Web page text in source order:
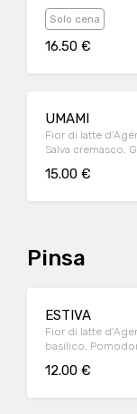
Solo cena
16.50 €
UMAMI
Fior di latte
Salva cremasco,
15.00 €
Pinsa
ESTIVA
Fior di latte
basilico,
12.00 €